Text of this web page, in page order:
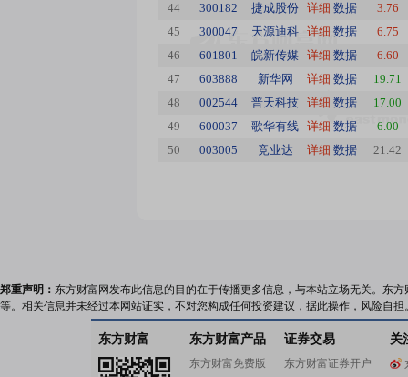
44
300182 捷成股份 详细 数据
3.76
45
300047 天源迪科 详细 数据
6.75
46
601801 皖新传媒 详细 数据
6.60
47
603888 新华网 详细 数据
19.71
48
002544 普天科技 详细 数据
17.00
49
600037 歌华有线 详细 数据
6.00
50
003005 竞业达 详细 数据 21.42
郑重声明： 东方财富网发布此信息的目的在于传播更多信息，与本站立场无关。东
等。相关信息并未经过本网站证实，不对您构成任何投资建议，据此操作，风险自担
东方财富 东方财富产品
东方财富免费版
证券交易
东方财富证券开户
关